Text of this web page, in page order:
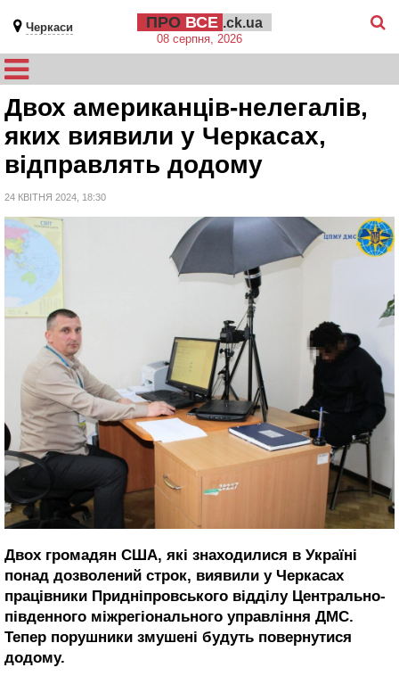
Черкаси ПРО ВСЕ .ck.ua
08 серпня, 2026
Двох американців-нелегалів,
яких виявили у Черкасах,
відправлять додому
24 КВІТНЯ 2024, 18:30
Двох громадян США, які знаходилися в Україні
понад дозволений строк, виявили у Черкасах
працівники Придніпровського відділу Центрально-
південного міжрегіонального управління ДМС.
Тепер порушники змушені будуть повернутися
додому.